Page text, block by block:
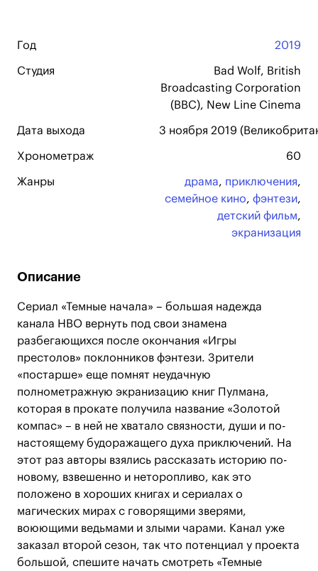
Год 2019
Студия
Bad Wolf, British
Broadcasting Corporation
(BBC), New Line Cinema
Дата выхода 3 ноября 2019
Хронометраж 60
Жанры драма, приключения,
семейное кино, фэнтези,
детский фильм,
экранизация
Описание
Сериал «Темные начала» – большая надежда
канала НВО вернуть под свои знамена
разбегающихся после окончания «Игры
престолов» поклонников фэнтези. Зрители
«постарше» еще помнят неудачную
полнометражную экранизацию книг Пулмана,
которая в прокате получила название «Золотой
компас» – в ней не хватало связности, души и по-
настоящему будоражащего духа приключений. На
этот раз авторы взялись рассказать историю по-
новому, взвешенно и неторопливо, как это
положено в хороших книгах и сериалах о
магических мирах с говорящими зверями,
воюющими ведьмами и злыми чарами. Канал уже
заказал второй сезон, так что потенциал у проекта
большой, спешите начать смотреть «Темные